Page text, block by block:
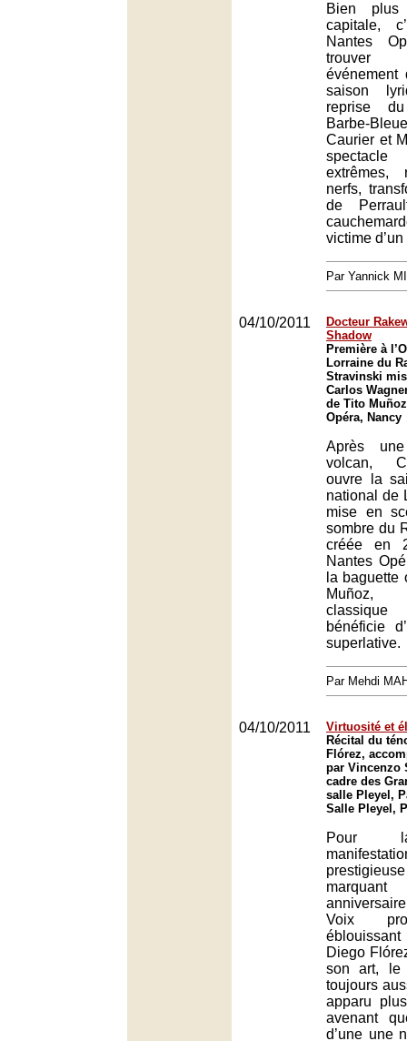
Bien
capitale,
Nantes
trouver
saison
reprise
Barbe-
Caurier et
nerfs,
de
victime
Par Yannick
04/10/2011
Docteur
Shadow
Première à
Lorraine du
Stravinski
Carlos
de Tito
Opéra, Nancy
Après
volcan,
ouvre la
national de
mise en
sombre du
créée en
Nantes
la baguette
Muñoz,
classique
bénéficie
superlative.
Par Mehdi
04/10/2011
Virtuosité et
Récital du
Flórez,
par Vincenzo
cadre des
salle Pleyel,
Salle Pleyel,
Pour
marquant
Voix
Diego
son art, le
toujours
apparu
avenant
d’une une